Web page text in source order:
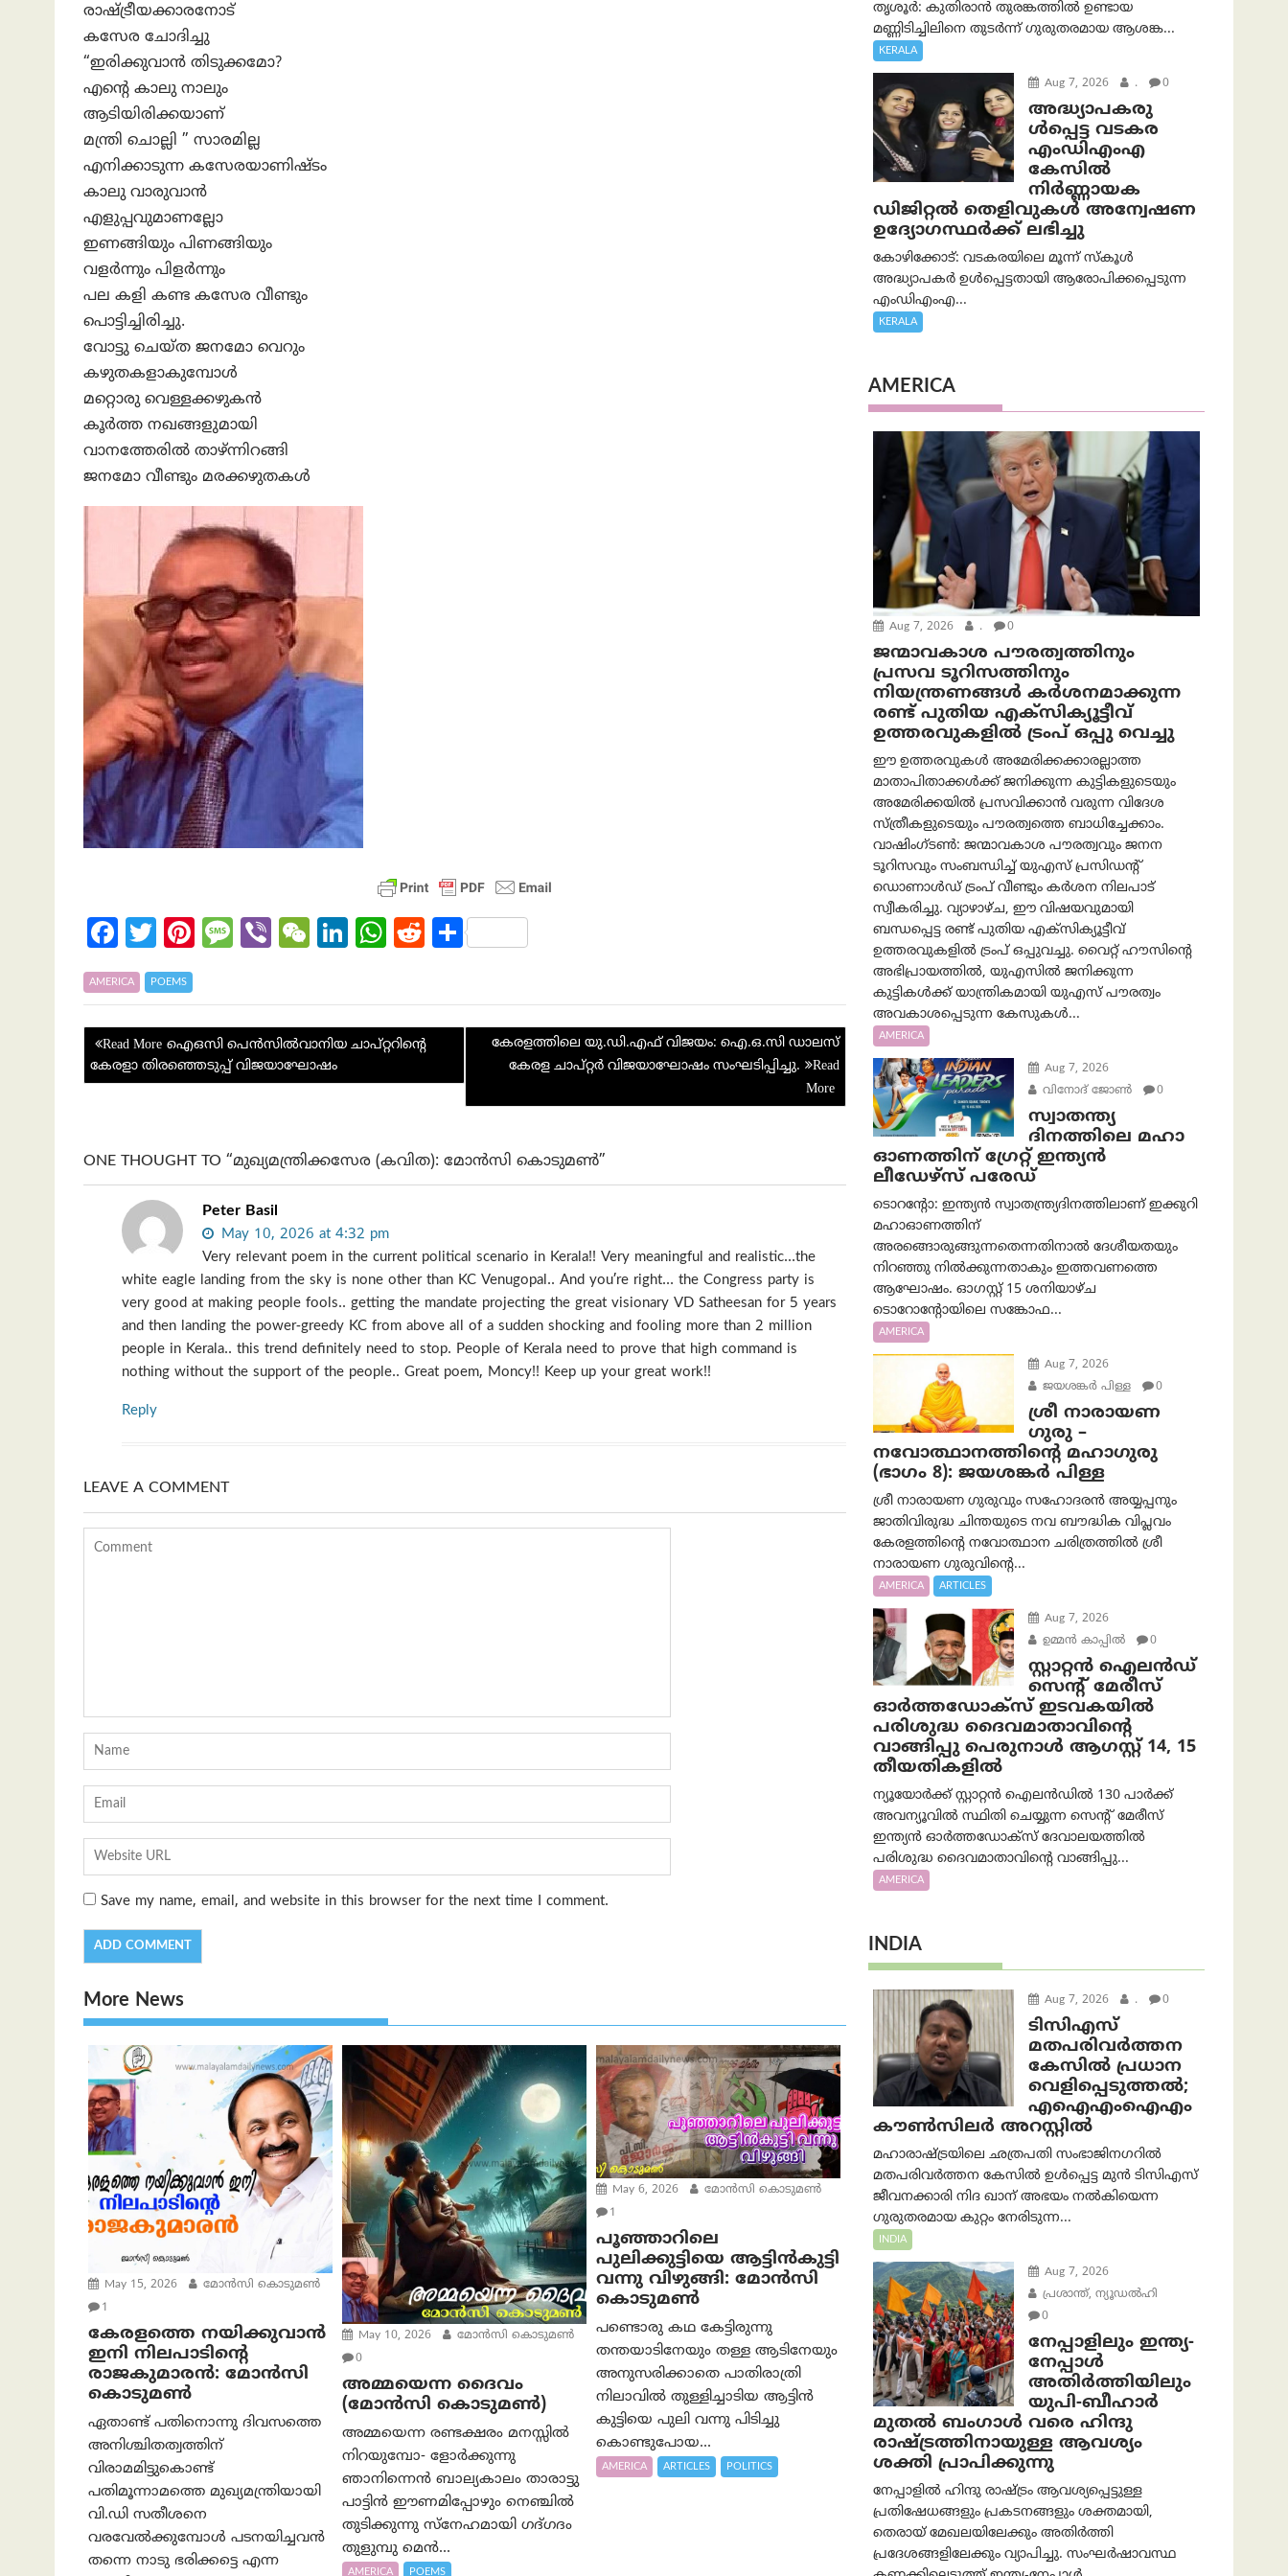
രാഷ്ട്രീയക്കാരനോട്
കസേര ചോദിച്ചു
“ഇരിക്കുവാൻ തിടുക്കമോ?
എൻ്റെ കാലു നാലും
ആടിയിരിക്കയാണ്
മന്ത്രി ചൊല്ലി ” സാരമില്ല
എനിക്കാടുന്ന കസേരയാണിഷ്ടം
കാലു വാരുവാൻ
എളുപ്പവുമാണല്ലോ
ഇണങ്ങിയും പിണങ്ങിയും
വളർന്നും പിളർന്നും
പല കളി കണ്ട കസേര വീണ്ടും
പൊട്ടിച്ചിരിച്ചു.
വോട്ടു ചെയ്ത ജനമോ വെറും
കഴുതകളാകുമ്പോൾ
മറ്റൊരു വെള്ളക്കഴുകൻ
കൂർത്ത നഖങ്ങളുമായി
വാനത്തേരിൽ താഴ്‌ന്നിറങ്ങി
ജനമോ വീണ്ടും മരക്കഴുതകൾ
Fa
ce
b
o
o
k
T
w
itt
er
Pi
es
t
M
g
e
Vi W
h
at
Li
dI
n
W
s
A
p
R
di
t
S
e
AMERICA POEMS
Post
navigation
ഐഒസി പെൻസിൽവാനിയ ചാപ്റ്ററിന്റെ
കേരളാ തിരഞ്ഞെടുപ്പ് വിജയാഘോഷം
കേരളത്തിലെ യു.ഡി.എഫ് വിജയം: ഐ.ഒ.സി ഡാലസ്
കേരള ചാപ്റ്റർ വിജയാഘോഷം സംഘടിപ്പിച്ചു.
ONE THOUGHT TO “മുഖ്യമന്ത്രിക്കസേര (കവിത): മോൻസി കൊടുമൺ”
Peter Basil
May 10, 2026 at 4:32 pm
Very relevant poem in the current political scenario in Kerala!! Very meaningful and realistic…the
white eagle landing from the sky is none other than KC Venugopal.. And you’re right… the Congress party is
very good at making people fools.. getting the mandate projecting the great visionary VD Satheesan for 5 years
and then landing the power-greedy KC from above all of a sudden shocking and fooling more than 2 million
people in Kerala.. this trend definitely need to stop. People of Kerala need to prove that high command is
nothing without the support of the people.. Great poem, Moncy!! Keep up your great work!!
Reply
LEAVE A COMMENT
Save my name, email, and website in this browser for the next time I comment.
More News
May 15, 2026
മോൻസി കൊടുമൺ
1
കേരളത്തെ നയിക്കുവാൻ
ഇനി നിലപാടിൻ്റെ
രാജകുമാരൻ: മോൻസി
കൊടുമൺ
ഏതാണ്ട് പതിനൊന്നു ദിവസത്തെ
അനിശ്ചിതത്വത്തിന്
വിരാമമിട്ടുകൊണ്ട്
പതിമൂന്നാമത്തെ മുഖ്യമന്ത്രിയായി
വി.ഡി സതീശനെ
വരവേൽക്കുമ്പോൾ പടനയിച്ചവൻ
തന്നെ നാടു ഭരിക്കട്ടെ എന്ന
May 10, 2026
മോൻസി കൊടുമൺ
0
അമ്മയെന്ന ദൈവം
(മോൻസി കൊടുമൺ)
അമ്മയെന്ന രണ്ടക്ഷരം മനസ്സിൽ
നിറയുമ്പോ- ളോർക്കുന്നു
ഞാനിന്നെൻ ബാല്യകാലം താരാട്ടു
പാട്ടിൻ ഈണമിപ്പോഴും നെഞ്ചിൽ
തുടിക്കുന്നു സ്നേഹമായി ഗദ്ഗദം
തുളുമ്പു മെൻ...
AMERICA POEMS
May 6, 2026
മോൻസി കൊടുമൺ
1
പൂഞ്ഞാറിലെ
പുലിക്കുട്ടിയെ ആട്ടിൻകുട്ടി
വന്നു വിഴുങ്ങി: മോൻസി
കൊടുമൺ
പണ്ടൊരു കഥ കേട്ടിരുന്നു
തന്തയാടിനേയും തള്ള ആടിനേയും
അനുസരിക്കാതെ പാതിരാത്രി
നിലാവിൽ തുള്ളിച്ചാടിയ ആട്ടിൻ
കുട്ടിയെ പുലി വന്നു പിടിച്ചു
കൊണ്ടുപോയ...
AMERICA ARTICLES POLITICS
തൃശൂർ: കുതിരാൻ തുരങ്കത്തിൽ ഉണ്ടായ
മണ്ണിടിച്ചിലിനെ തുടർന്ന് ഗുരുതരമായ ആശങ്ക...
KERALA
Aug 7, 2026 . 0
അദ്ധ്യാപകരു
ള്‍പ്പെട്ട വടകര
എംഡി‌എം‌എ
കേസില്‍
നിര്‍ണ്ണായക
ഡിജിറ്റല്‍ തെളിവുകള്‍ അന്വേഷണ
ഉദ്യോഗസ്ഥര്‍ക്ക് ലഭിച്ചു
കോഴിക്കോട്: വടകരയിലെ മൂന്ന് സ്കൂൾ
അദ്ധ്യാപകർ ഉൾപ്പെട്ടതായി ആരോപിക്കപ്പെടുന്ന
എംഡിഎംഎ...
KERALA
AMERICA
Aug 7, 2026 . 0
ജന്മാവകാശ പൗരത്വത്തിനും
പ്രസവ ടൂറിസത്തിനും
നിയന്ത്രണങ്ങൾ കർശനമാക്കുന്ന
രണ്ട് പുതിയ എക്സിക്യൂട്ടീവ്
ഉത്തരവുകളിൽ ട്രംപ് ഒപ്പു വെച്ചു
ഈ ഉത്തരവുകൾ അമേരിക്കക്കാരല്ലാത്ത
മാതാപിതാക്കൾക്ക് ജനിക്കുന്ന കുട്ടികളുടെയും
അമേരിക്കയിൽ പ്രസവിക്കാൻ വരുന്ന വിദേശ
സ്ത്രീകളുടെയും പൗരത്വത്തെ ബാധിച്ചേക്കാം.
വാഷിംഗ്ടണ്‍: ജന്മാവകാശ പൗരത്വവും ജനന
ടൂറിസവും സംബന്ധിച്ച് യുഎസ് പ്രസിഡന്റ്
ഡൊണാൾഡ് ട്രംപ് വീണ്ടും കർശന നിലപാട്
സ്വീകരിച്ചു. വ്യാഴാഴ്ച, ഈ വിഷയവുമായി
ബന്ധപ്പെട്ട രണ്ട് പുതിയ എക്സിക്യൂട്ടീവ്
ഉത്തരവുകളിൽ ട്രംപ് ഒപ്പുവച്ചു. വൈറ്റ് ഹൗസിന്റെ
അഭിപ്രായത്തിൽ, യുഎസിൽ ജനിക്കുന്ന
കുട്ടികൾക്ക് യാന്ത്രികമായി യുഎസ് പൗരത്വം
അവകാശപ്പെടുന്ന കേസുകൾ...
AMERICA
Aug 7, 2026
വിനോദ് ജോൺ
0
സ്വാതന്ത്യ
ദിനത്തിലെ മഹാ
ഓണത്തിന് ഗ്രേറ്റ് ഇന്ത്യൻ
ലീഡേഴ്സ് പരേഡ്
ടൊറന്റോ: ഇന്ത്യൻ സ്വാതന്ത്ര്യദിനത്തിലാണ് ഇക്കുറി
മഹാഓണത്തിന്
അരങ്ങൊരുങ്ങുന്നതെന്നതിനാൽ ദേശീയതയും
നിറഞ്ഞു നിൽക്കുന്നതാകും ഇത്തവണത്തെ
ആഘോഷം. ഓഗസ്റ്റ് 15 ശനിയാഴ്ച
ടൊറോന്റോയിലെ സങ്കോഫ...
AMERICA
Aug 7, 2026
ജയശങ്കര്‍ പിള്ള
0
ശ്രീ നാരായണ
ഗുരു –
നവോത്ഥാനത്തിന്റെ മഹാഗുരു
(ഭാഗം 8): ജയശങ്കര്‍ പിള്ള
ശ്രീ നാരായണ ഗുരുവും സഹോദരൻ അയ്യപ്പനും
ജാതിവിരുദ്ധ ചിന്തയുടെ നവ ബൗദ്ധിക വിപ്ലവം
കേരളത്തിന്റെ നവോത്ഥാന ചരിത്രത്തിൽ ശ്രീ
നാരായണ ഗുരുവിന്റെ...
AMERICA ARTICLES
Aug 7, 2026
ഉമ്മന്‍ കാപ്പില്‍
0
സ്റ്റാറ്റൻ ഐലൻഡ്
സെന്റ് മേരീസ്
ഓർത്തഡോക്സ് ഇടവകയിൽ
പരിശുദ്ധ ദൈവമാതാവിന്റെ
വാങ്ങിപ്പു പെരുനാൾ ആഗസ്റ്റ് 14, 15
തീയതികളിൽ
ന്യൂയോർക്ക് സ്റ്റാറ്റൻ ഐലൻഡിൽ 130 പാർക്ക്
അവന്യൂവിൽ സ്ഥിതി ചെയ്യുന്ന സെന്റ് മേരീസ്
ഇന്ത്യൻ ഓർത്തഡോക്സ് ദേവാലയത്തിൽ
പരിശുദ്ധ ദൈവമാതാവിന്റെ വാങ്ങിപ്പു...
AMERICA
INDIA
Aug 7, 2026 . 0
ടിസിഎസ്
മതപരിവർത്തന
കേസിൽ പ്രധാന
വെളിപ്പെടുത്തൽ;
എഐഎംഐഎം
കൗൺസിലർ അറസ്റ്റിൽ
മഹാരാഷ്ട്രയിലെ ഛത്രപതി സംഭാജിനഗറിൽ
മതപരിവർത്തന കേസിൽ ഉൾപ്പെട്ട മുൻ ടിസിഎസ്
ജീവനക്കാരി നിദ ഖാന് അഭയം നൽകിയെന്ന
ഗുരുതരമായ കുറ്റം നേരിടുന്ന...
INDIA
Aug 7, 2026
പ്രശാന്ത്, ന്യൂഡല്‍ഹി
0
നേപ്പാളിലും ഇന്ത്യ-
നേപ്പാൾ
അതിർത്തിയിലും
യുപി-ബീഹാർ
മുതൽ ബംഗാൾ വരെ ഹിന്ദു
രാഷ്ട്രത്തിനായുള്ള ആവശ്യം
ശക്തി പ്രാപിക്കുന്നു
നേപ്പാളിൽ ഹിന്ദു രാഷ്ട്രം ആവശ്യപ്പെട്ടുള്ള
പ്രതിഷേധങ്ങളും പ്രകടനങ്ങളും ശക്തമായി,
തെരായ് മേഖലയിലേക്കും അതിർത്തി
പ്രദേശങ്ങളിലേക്കും വ്യാപിച്ചു. സംഘർഷാവസ്ഥ